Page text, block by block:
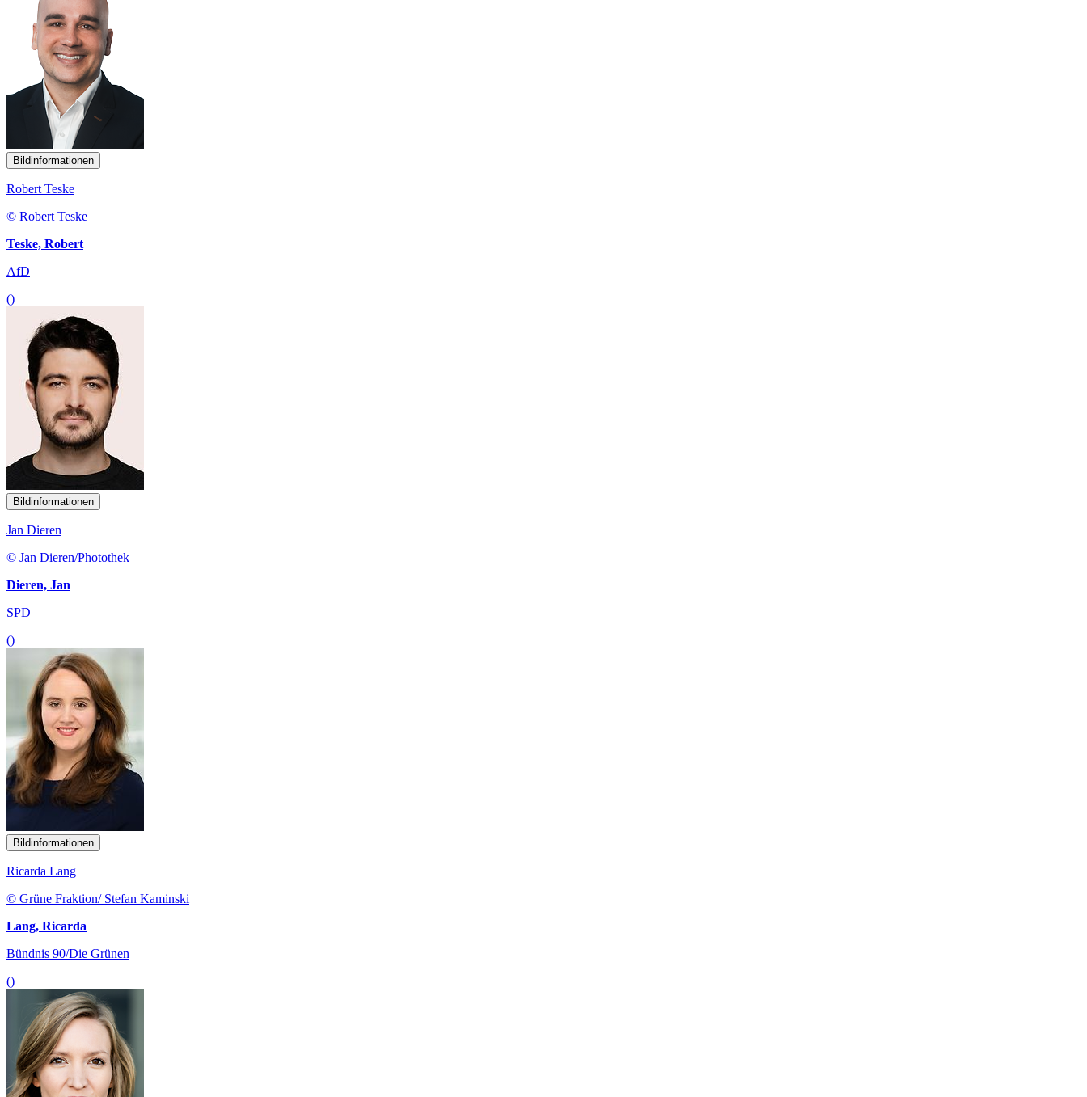
Bildinformationen
Robert Teske
© Robert Teske
Teske, Robert
AfD
()
Bildinformationen
Jan Dieren
© Jan Dieren/Photothek
Dieren, Jan
SPD
()
Bildinformationen
Ricarda Lang
© Grüne Fraktion/ Stefan Kaminski
Lang, Ricarda
Bündnis 90/Die Grünen
()